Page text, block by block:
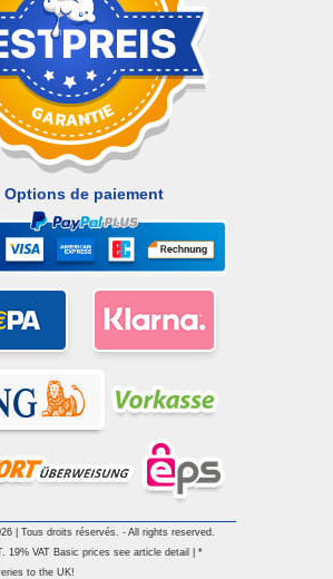
Options de paiement
| Tous droits réservés. - All rights reserved.
19% VAT Basic prices see article detail | *
to the UK!